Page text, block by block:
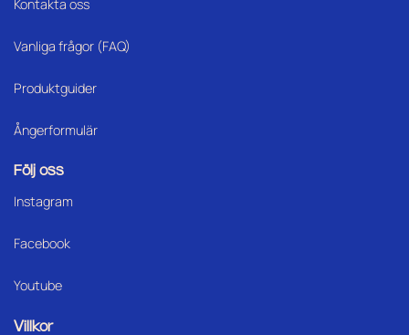
Kontakta oss
Vanliga frågor (FAQ)
Produktguider
Ångerformulär
Följ oss
Instagram
Facebook
Youtube
Villkor